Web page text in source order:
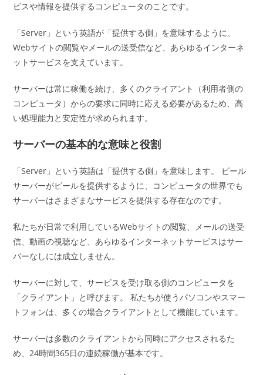
ビスや情報を提供するコンピュータのことです。
「Server」という英語が「提供する側」を意味するように、
Webサイトの閲覧やメールの送受信など、あらゆるインターネ
ットサービスを支えています。
サーバーは常に稼働を続け、多くのクライアント（利用者側の
コンピュータ）からの要求に同時に応える必要があるため、高
い処理能力と安定性が求められます。
サーバーの基本的な意味と役割
「Server」という英語は「提供する側」を意味します。 ビール
サーバーがビールを提供するように、コンピュータの世界でも
サーバーはさまざまなサービスを提供する存在なのです。
私たちが日常で利用しているWebサイトの閲覧、メールの送受
信、動画の視聴など、あらゆるインターネットサービスはサー
バーなしには成立しません。
サーバーに対して、サービスを受け取る側のコンピュータを
「クライアント」と呼びます。 私たちが使うパソコンやスマー
トフォンは、多くの場合クライアントとして機能しています。
サーバーは多数のクライアントから同時にアクセスされるた
め、24時間365日の連続稼働が基本です。